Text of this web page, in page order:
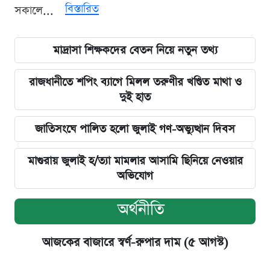
সকালে...
বিস্তারিত
মাদ্রাসা শিক্ষকদের বেতন নিয়ে নতুন তথ্য
রাজধানীতে শপিং ব্যাগে মিলল তরুণীর খণ্ডিত মাথা ও
দুই হাত
জাতিসংঘে পালিত হলো জুলাই গণ-অভ্যুত্থান দিবস
মাগুরায় জুলাই হ/ত্যা মামলার আসামি ছিনিয়ে নেওয়ার
অভিযোগ
অর্থনীতি
আজকের বাজারে স্বর্ণ-রুপার দাম (৫ আগস্ট)